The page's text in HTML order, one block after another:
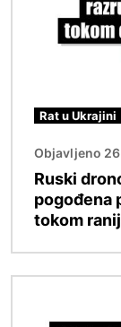
Rat u Ukrajini
Objavljeno
Ruski
pogođena
tokom